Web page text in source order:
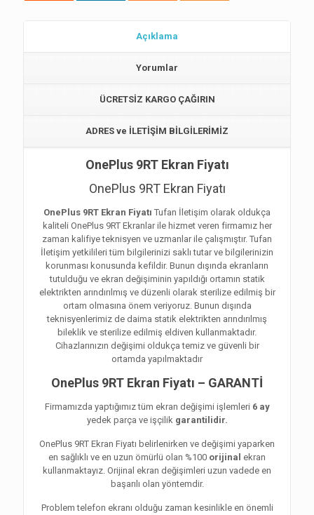
Açıklama
Yorumlar
ÜCRETSİZ KARGO ÇAĞIRIN
ADRES ve İLETİŞİM BİLGİLERİMİZ
OnePlus 9RT Ekran Fiyatı
OnePlus 9RT Ekran Fiyatı
OnePlus 9RT Ekran Fiyatı Tufan İletişim olarak oldukça
kaliteli OnePlus 9RT Ekranlar ile hizmet veren firmamız her
zaman kalifiye teknisyen ve uzmanlar ile çalışmıştır. Tufan
İletişim yetkilileri tüm bilgilerinizi saklı tutar ve bilgilerinizin
korunması konusunda kefildir. Bunun dışında ekranların
tutulduğu ve ekran değişiminin yapıldığı ortamın statik
elektrikten arındırılmış ve düzenli olarak sterilize edilmiş bir
ortam olmasına önem veriyoruz. Bunun dışında
teknisyenlerimiz de daima statik elektrikten arındırılmış
bileklik ve sterilize edilmiş eldiven kullanmaktadır.
Cihazlarınızın değişimi oldukça temiz ve güvenli bir
ortamda yapılmaktadır
OnePlus 9RT Ekran Fiyatı – GARANTİ
Firmamızda yaptığımız tüm ekran değişimi işlemleri 6 ay
yedek parça ve işçilik garantilidir.
OnePlus 9RT Ekran Fiyatı belirlenirken ve değişimi yaparken
en sağlıklı ve en uzun ömürlü olan %100 orijinal ekran
kullanmaktayız. Orijinal ekran değişimleri uzun vadede en
başarılı olan yöntemdir.
Problem telefon ekranı olduğu zaman kesinlikle en önemli